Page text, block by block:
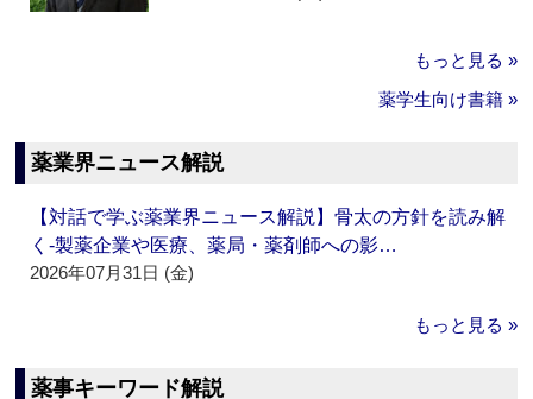
もっと見る »
薬学生向け書籍 »
薬業界ニュース解説
【対話で学ぶ薬業界ニュース解説】骨太の方針を読み解
く‐製薬企業や医療、薬局・薬剤師への影…
2026年07月31日 (金)
もっと見る »
薬事キーワード解説